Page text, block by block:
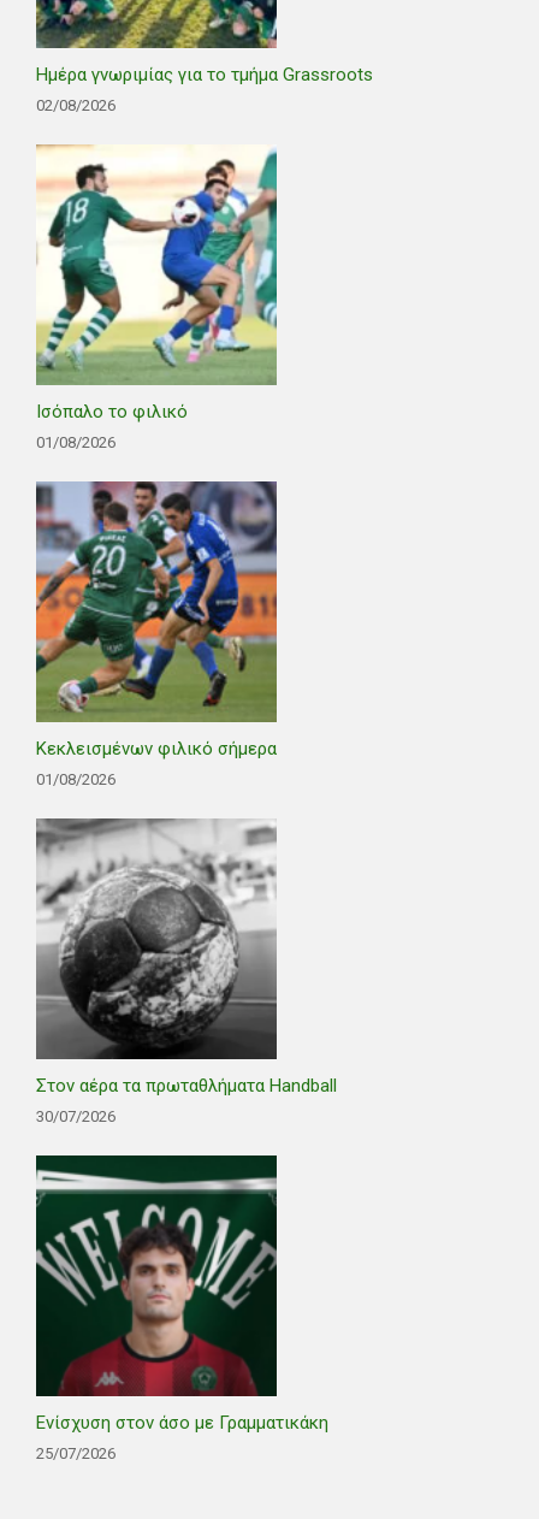
Ημέρα γνωριμίας για το τμήμα Grassroots
02/08/2026
Ισόπαλο το φιλικό
01/08/2026
Κεκλεισμένων φιλικό σήμερα
01/08/2026
Στον αέρα τα πρωταθλήματα Handball
30/07/2026
Ενίσχυση στον άσο με Γραμματικάκη
25/07/2026